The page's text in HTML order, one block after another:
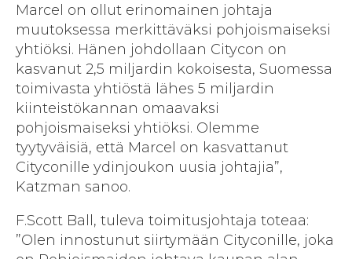
Marcel on ollut erinomainen johtaja
muutoksessa merkittäväksi pohjoismaiseksi
yhtiöksi. Hänen johdollaan Citycon on
kasvanut 2,5 miljardin kokoisesta, Suomessa
toimivasta yhtiöstä lähes 5 miljardin
kiinteistökannan omaavaksi
pohjoismaiseksi yhtiöksi. Olemme
tyytyväisiä, että Marcel on kasvattanut
Cityconille ydinjoukon uusia johtajia”,
Katzman sanoo.
F.Scott Ball, tuleva toimitusjohtaja toteaa:
”Olen innostunut siirtymään Cityconille, joka